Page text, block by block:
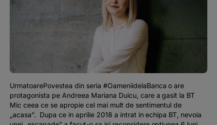
Pentru antreprenori
Banking, pe relaxare
UrmatoarePovestea din seria #OameniidelaBanca o are
protagonista pe Andreea Mariana Duicu, care a gasit la BT
Mic ceea ce se apropie cel mai mult de sentimentul de
„acasa”. Dupa ce in aprilie 2018 a intrat in echipa BT, nevoia